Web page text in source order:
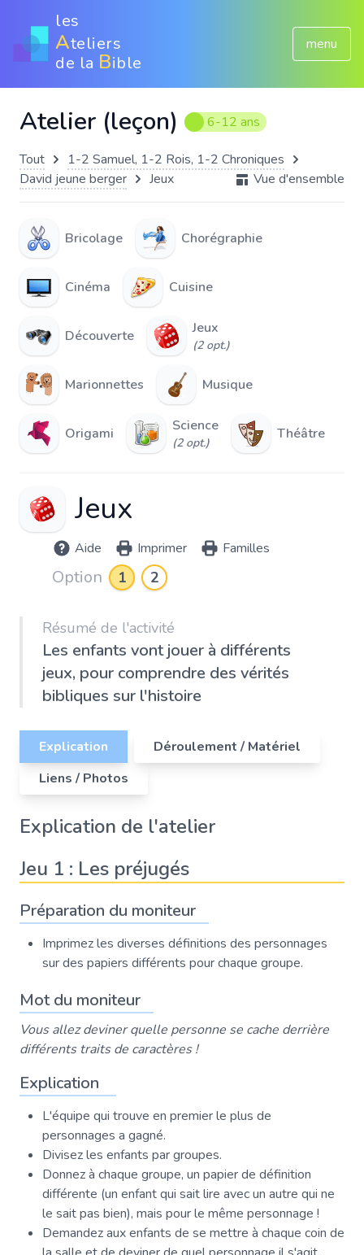
les
Ateliers
de la Bible
menu
Atelier (leçon) 6-12 ans
Tout
1-2 Samuel, 1-2 Rois, 1-2 Chroniques
David jeune berger
Jeux Vue d'ensemble
Bricolage Chorégraphie
Cinéma Cuisine
Découverte Jeux
(2 opt.)
Marionnettes Musique
Origami Science
(2 opt.)
Théâtre
Jeux
Aide Imprimer Familles
Option 1 2
Résumé de l'activité
Les enfants vont jouer à différents
jeux, pour comprendre des vérités
bibliques sur l'histoire
Explication
Déroulement / Matériel
Liens / Photos
Explication de l'atelier
Jeu 1 : Les préjugés
Préparation du moniteur
Imprimez les diverses définitions des personnages
sur des papiers différents pour chaque groupe.
Mot du moniteur
Vous allez deviner quelle personne se cache derrière
différents traits de caractères !
Explication
L'équipe qui trouve en premier le plus de
personnages a gagné.
Divisez les enfants par groupes.
Donnez à chaque groupe, un papier de définition
différente (un enfant qui sait lire avec un autre qui ne
le sait pas bien), mais pour le même personnage !
Demandez aux enfants de se mettre à chaque coin de